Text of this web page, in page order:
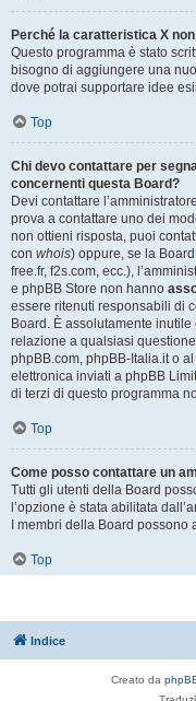
Perché la caratteristica X
Questo programma è stato
bisogno di aggiungere una
dove potrai supportare idee
Top
Chi devo contattare per
concernenti questa Board?
Devi contattare
prova a contattare uno dei
non ottieni risposta, puoi
con whois) oppure, se la
free.fr, f2s.com, ecc.),
e phpBB Store non hanno
essere ritenuti responsabili di
Board. È assolutamente
relazione a qualsiasi
phpBB.com, phpBB-Italia.it o
elettronica inviati a phpBB
di terzi di questo programma
Top
Come posso contattare un
Tutti gli utenti della Board
l’opzione è stata abilitata
I membri della Board
Top
Indice
Creato da